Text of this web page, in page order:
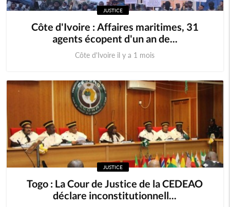
JUSTICE
Côte d'Ivoire : Affaires maritimes, 31
agents écopent d'un an de...
Côte d'Ivoire il y a 1 mois
JUSTICE
Togo : La Cour de Justice de la CEDEAO
déclare inconstitutionnell...